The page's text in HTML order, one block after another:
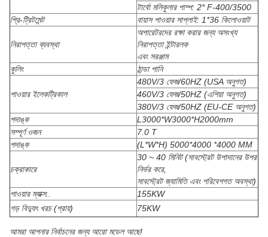
টার্বো মলিকুলার পাম্প: 2* F-400/3500
প্রি-ট্রিটমেন্ট
বায়াস পাওয়ার সাপ্লাই: 1*36 কিলোওয়াট
নিরাপত্তা ব্যবস্থা
অপারেটরদের রক্ষা করার জন্য অসংখ্য
নিরাপত্তা ইন্টারলক
এবং সরঞ্জাম
কুলিং
ঠান্ডা পানি
পাওয়ার ইলেকট্রিকাল
480V/3 ফেজ/60HZ (USA অনুগত)
460V/3 ফেজ/50HZ (এশিয়া অনুগত)
380V/3 ফেজ/50HZ (EU-CE অনুগত)
পদাঙ্ক
L3000*W3000*H2000mm
সম্পূর্ণ ওজন
7.0 T
পদাঙ্ক
(L*W*H) 5000*4000 *4000 MM
চক্রাকারে
30 ~ 40 মিনিট (সাবস্ট্রেট উপাদানের উপর
নির্ভর করে,
সাবস্ট্রেট জ্যামিতি এবং পরিবেশগত অবস্থা)
পাওয়ার ম্যাক্স..
155KW
গড় বিদ্যুৎ খরচ (প্রায়)
75KW
আমরা আপনার নির্বাচনের জন্য আরো মডেল আছে!